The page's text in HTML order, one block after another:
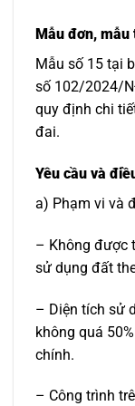
Mẫu đơn, mẫu
Mẫu số 15 tại
số 102/2024/
quy định chi
đai.
Yêu cầu và
a) Phạm vi và
– Không được
sử dụng đất
– Diện tích sử
không quá
chính.
– Công trình